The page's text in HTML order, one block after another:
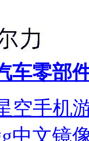
车零部
空手机
中文镜